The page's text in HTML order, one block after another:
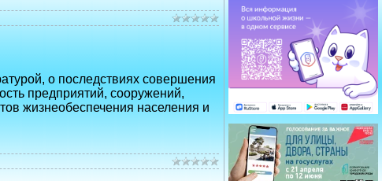
о последствиях совершения
предприятий, сооружений,
жизнеобеспечения населения и